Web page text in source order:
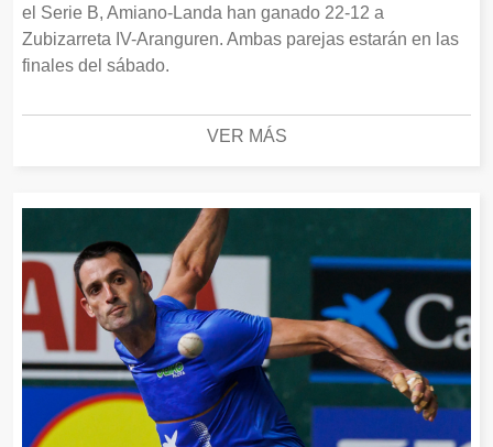
el Serie B, Amiano-Landa han ganado 22-12 a
Zubizarreta IV-Aranguren. Ambas parejas estarán en las
finales del sábado.
VER MÁS